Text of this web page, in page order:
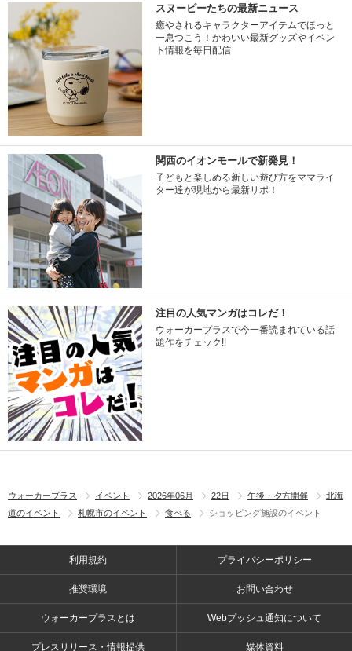
スヌーピーたちの最新ニュース
癒やされるキャラクターアイテムでほっと
一息つこう！かわいい最新グッズやイベン
ト情報を毎日配信
関西のイオンモールで新発見！
子どもと楽しめる新しい遊び方をママライ
ター達が現地から最新リポ！
注目の人気マンガはコレだ！
ウォーカープラスで今一番読まれている話
題作をチェック!!
ウォーカープラス イベント 2026年06月 22日 午後・夕方開催
北海
道のイベント
札幌市のイベント 食べる ショッピング施設のイベント
利用規約 プライバシーポリシー
推奨環境 お問い合わせ
ウォーカープラスとは Webプッシュ通知について
プレスリリース・情報提供 媒体資料